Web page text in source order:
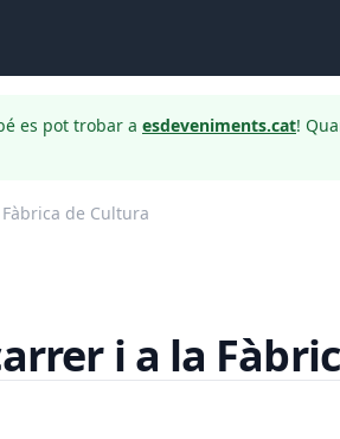
es pot trobar a esdeveniments.cat!
de Cultura
i a la